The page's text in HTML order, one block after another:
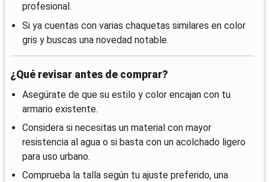
profesional.
Si ya cuentas con varias chaquetas similares en color
gris y buscas una novedad notable.
¿Qué revisar antes de comprar?
Asegúrate de que su estilo y color encajan con tu
armario existente.
Considera si necesitas un material con mayor
resistencia al agua o si basta con un acolchado ligero
para uso urbano.
Comprueba la talla según tu ajuste preferido, una